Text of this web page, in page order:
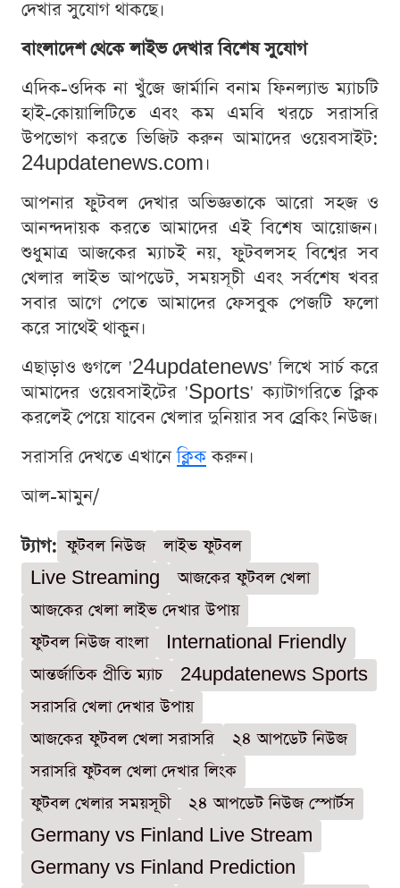
দেখার সুযোগ থাকছে।
বাংলাদেশ থেকে লাইভ দেখার বিশেষ সুযোগ
এদিক-ওদিক না খুঁজে জার্মানি বনাম ফিনল্যান্ড ম্যাচটি
হাই-কোয়ালিটিতে এবং কম এমবি খরচে সরাসরি
উপভোগ করতে ভিজিট করুন আমাদের ওয়েবসাইট:
24updatenews.com।
আপনার ফুটবল দেখার অভিজ্ঞতাকে আরো সহজ ও
আনন্দদায়ক করতে আমাদের এই বিশেষ আয়োজন।
শুধুমাত্র আজকের ম্যাচই নয়, ফুটবলসহ বিশ্বের সব
খেলার লাইভ আপডেট, সময়সূচী এবং সর্বশেষ খবর
সবার আগে পেতে আমাদের ফেসবুক পেজটি ফলো
করে সাথেই থাকুন।
এছাড়াও গুগলে '24updatenews' লিখে সার্চ করে
আমাদের ওয়েবসাইটের 'Sports' ক্যাটাগরিতে ক্লিক
করলেই পেয়ে যাবেন খেলার দুনিয়ার সব ব্রেকিং নিউজ।
সরাসরি দেখতে এখানেক্লিককরুন।
আল-মামুন/
ট্যাগ: ফুটবল নিউজ
লাইভ ফুটবল
Live Streaming
আজকের ফুটবল খেলা
আজকের খেলা লাইভ দেখার উপায়
ফুটবল নিউজ বাংলা
International Friendly
আন্তর্জাতিক প্রীতি ম্যাচ
24updatenews Sports
সরাসরি খেলা দেখার উপায়
আজকের ফুটবল খেলা সরাসরি
২৪ আপডেট নিউজ
সরাসরি ফুটবল খেলা দেখার লিংক
ফুটবল খেলার সময়সূচী
২৪ আপডেট নিউজ স্পোর্টস
Germany vs Finland Live Stream
Germany vs Finland Prediction